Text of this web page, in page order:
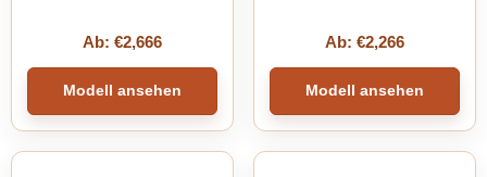
Ab: €2,666
Modell ansehen
Ab: €2,266
Modell ansehen